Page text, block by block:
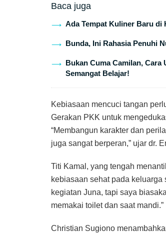
Baca juga
Ada Tempat Kuliner Baru di
Bunda, Ini Rahasia Penuhi
Bukan Cuma Camilan, Cara
Semangat Belajar!
Kebiasaan mencuci tangan
Gerakan PKK untuk
“Membangun karakter dan
juga sangat berperan,” ujar dr.
Titi Kamal, yang tengah
kebiasaan sehat pada
kegiatan Juna, tapi saya
memakai toilet dan saat mandi.”
Christian Sugiono